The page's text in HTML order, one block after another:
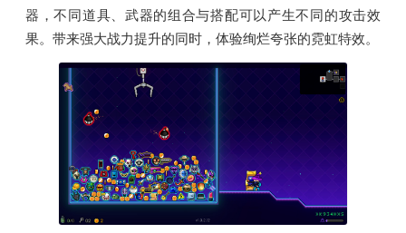
器，不同道具、武器的组合与搭配可以产生不同的攻击效
果。带来强大战力提升的同时，体验绚烂夸张的霓虹特效。